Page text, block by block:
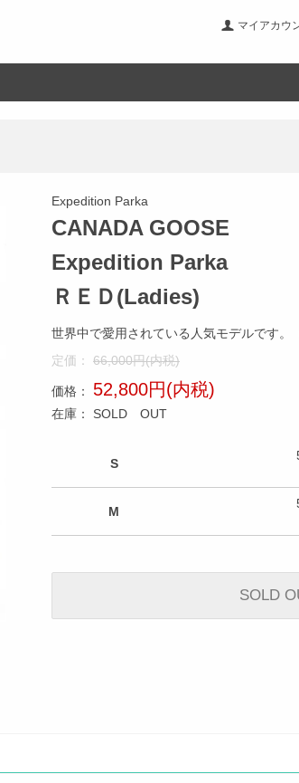
マイアカウ
Expedition Parka
CANADA GOOSE
Expedition Parka
ＲＥＤ(Ladies)
世界中で愛用されている人気モデルです。
定価： 66,000円(内税)
価格： 52,800円(内税)
在庫： SOLD OUT
S
M
SOLD